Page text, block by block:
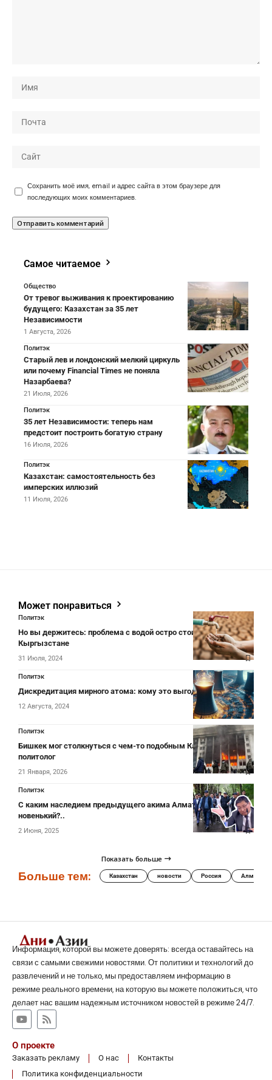
Сохранить моё имя, email и адрес сайта в этом браузере для
последующих моих комментариев.
Самое читаемое
Общество
От тревог выживания к проектированию
будущего: Казахстан за 35 лет
Независимости
1 Августа, 2026
Политэк
Старый лев и лондонский мелкий циркуль
или почему Financial Times не поняла
Назарбаева?
21 Июля, 2026
Политэк
35 лет Независимости: теперь нам
предстоит построить богатую страну
16 Июля, 2026
Политэк
Казахстан: самостоятельность без
имперских иллюзий
11 Июля, 2026
Может понравиться
Политэк
Но вы держитесь: проблема с водой остро стоит в
Кыргызстане
31 Июля, 2024
Политэк
Дискредитация мирного атома: кому это выгодно?
12 Августа, 2024
Политэк
Бишкек мог столкнуться с чем-то подобным Кантару —
политолог
21 Января, 2026
Политэк
С каким наследием предыдущего акима Алматы столкнется
новенький?..
2 Июня, 2025
Показать больше
Больше тем: Казахстан новости Россия Алматы
Информация, которой вы можете доверять: всегда оставайтесь на
связи с самыми свежими новостями. От политики и технологий до
развлечений и не только, мы предоставляем информацию в
режиме реального времени, на которую вы можете положиться, что
делает нас вашим надежным источником новостей в режиме 24/7.
О проекте
Заказать рекламу О нас
Контакты
Политика конфиденциальности